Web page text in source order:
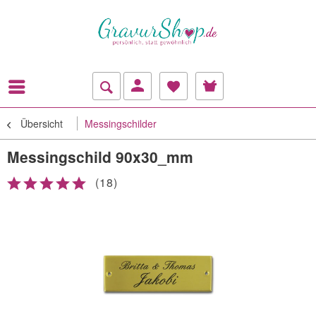
Übersicht Messingschilder
Messingschild 90x30_mm
(18)